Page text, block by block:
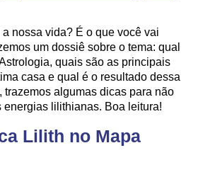
nossa vida? É o que você vai
um dossiê sobre o tema: qual
quais são as principais
casa e qual é o resultado dessa
trazemos algumas dicas para não
energias lilithianas. Boa leitura!
Lilith no Mapa